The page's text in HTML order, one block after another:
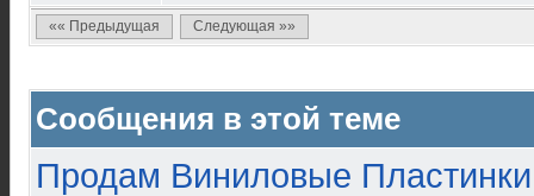
«« Предыдущая Следующая »»
Сообщения в этой теме
Продам Виниловые Пластинки